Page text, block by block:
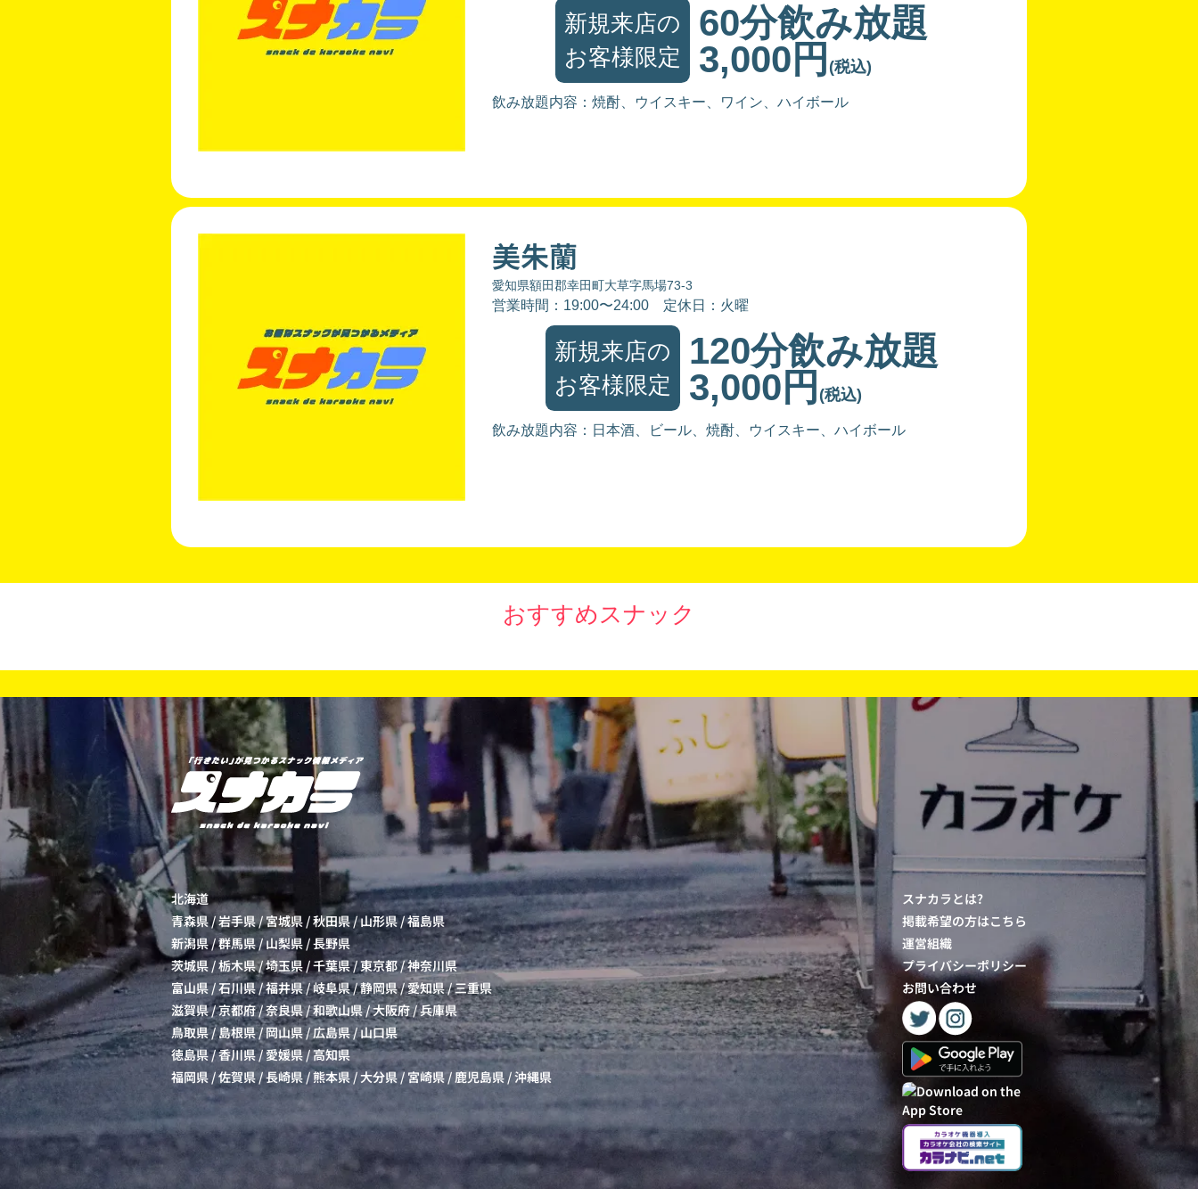
新規来店の
お客様限定
60分飲み放題
3,000円 (税込)
飲み放題内容：焼酎、ウイスキー、ワイン、ハイボール
美朱蘭
愛知県額田郡幸田町大草字馬場73-3
営業時間：19:00〜24:00 定休日：火曜
新規来店の
お客様限定
120分飲み放題
3,000円 (税込)
飲み放題内容：日本酒、ビール、焼酎、ウイスキー、ハイボール
おすすめスナック
北海道
青森県/岩手県/宮城県 /秋田県/山形県/福島県
新潟県/群馬県/山梨県 /長野県
茨城県/栃木県/埼玉県 /千葉県/東京都/神奈川県
富山県/石川県/福井県/岐阜県/静岡県/愛知県/三重県
滋賀県/京都府/奈良県/和歌山県/大阪府/兵庫県
鳥取県/島根県/岡山県/広島県/山口県
徳島県/香川県/愛媛県/高知県
福岡県 /佐賀県/長崎県 /熊本県 /大分県/ 宮崎県/鹿児島県 /沖縄県
スナカラとは?
掲載希望の方はこちら
運営組織
プライバシーポリシー
お問い合わせ